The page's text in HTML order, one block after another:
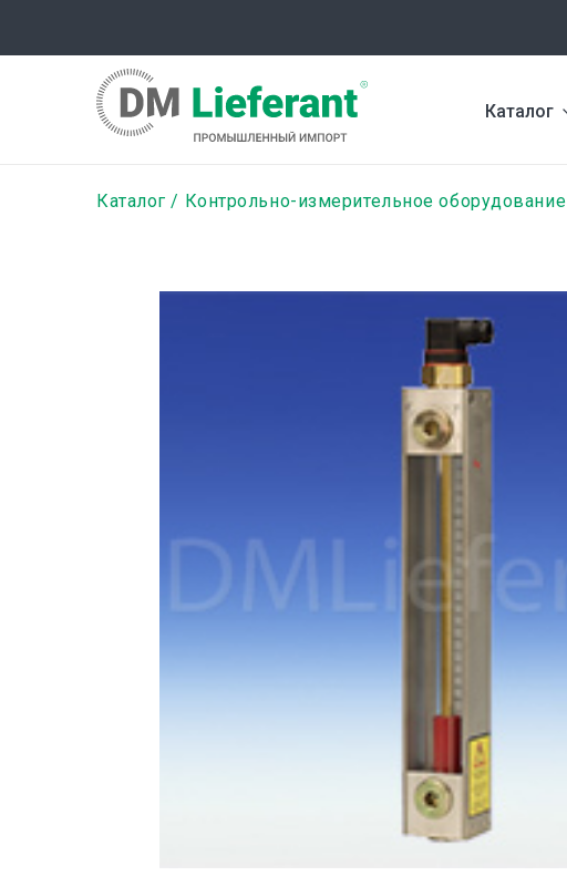
содержанию
Каталог
Строка
Каталог Контрольно-измерительное оборудование